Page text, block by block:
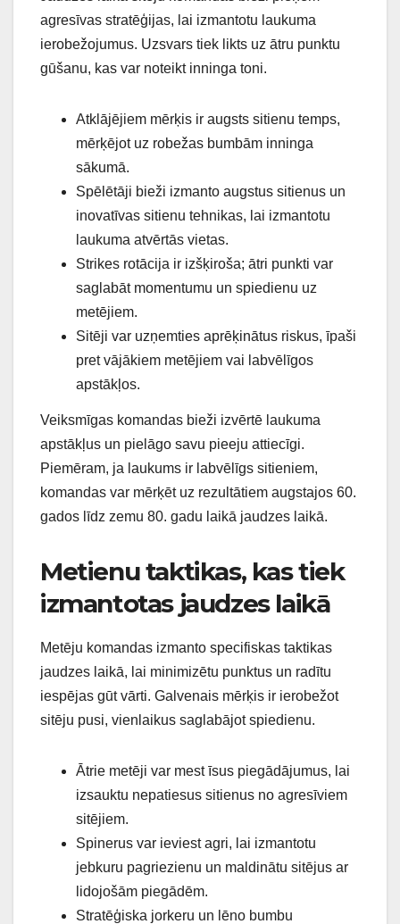
agresīvas stratēģijas, lai izmantotu laukuma
ierobežojumus. Uzsvars tiek likts uz ātru punktu
gūšanu, kas var noteikt inninga toni.
Atklājējiem mērķis ir augsts sitienu temps,
mērķējot uz robežas bumbām inninga
sākumā.
Spēlētāji bieži izmanto augstus sitienus un
inovatīvas sitienu tehnikas, lai izmantotu
laukuma atvērtās vietas.
Strikes rotācija ir izšķiroša; ātri punkti var
saglabāt momentumu un spiedienu uz
metējiem.
Sitēji var uzņemties aprēķinātus riskus, īpaši
pret vājākiem metējiem vai labvēlīgos
apstākļos.
Veiksmīgas komandas bieži izvērtē laukuma
apstākļus un pielāgo savu pieeju attiecīgi.
Piemēram, ja laukums ir labvēlīgs sitieniem,
komandas var mērķēt uz rezultātiem augstajos 60.
gados līdz zemu 80. gadu laikā jaudzes laikā.
Metienu taktikas, kas tiek
izmantotas jaudzes laikā
Metēju komandas izmanto specifiskas taktikas
jaudzes laikā, lai minimizētu punktus un radītu
iespējas gūt vārti. Galvenais mērķis ir ierobežot
sitēju pusi, vienlaikus saglabājot spiedienu.
Ātrie metēji var mest īsus piegādājumus, lai
izsauktu nepatiesus sitienus no agresīviem
sitējiem.
Spinerus var ieviest agri, lai izmantotu
jebkuru pagriezienu un maldinātu sitējus ar
lidojošām piegādēm.
Stratēģiska jorkeru un lēno bumbu